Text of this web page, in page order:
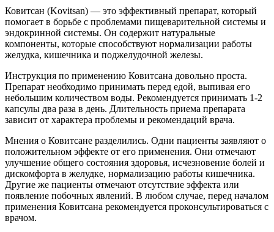
Ковитсан (Kovitsan) — это эффективный препарат, который
помогает в борьбе с проблемами пищеварительной системы и
эндокринной системы. Он содержит натуральные
компоненты, которые способствуют нормализации работы
желудка, кишечника и поджелудочной железы.
Инструкция по применению Ковитсана довольно проста.
Препарат необходимо принимать перед едой, выпивая его
небольшим количеством воды. Рекомендуется принимать 1-2
капсулы два раза в день. Длительность приема препарата
зависит от характера проблемы и рекомендаций врача.
Мнения о Ковитсане разделились. Одни пациенты заявляют о
положительном эффекте от его применения. Они отмечают
улучшение общего состояния здоровья, исчезновение болей и
дискомфорта в желудке, нормализацию работы кишечника.
Другие же пациенты отмечают отсутствие эффекта или
появление побочных явлений. В любом случае, перед началом
применения Ковитсана рекомендуется проконсультироваться с
врачом.